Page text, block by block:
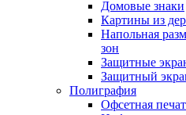
Домовые знаки
Картины из
Напольная
зон
Защитные
Защитный
Полиграфия
Офсетная